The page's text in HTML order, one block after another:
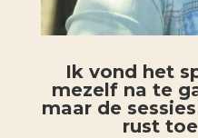
Ik vond het
mezelf na te
maar de
rust